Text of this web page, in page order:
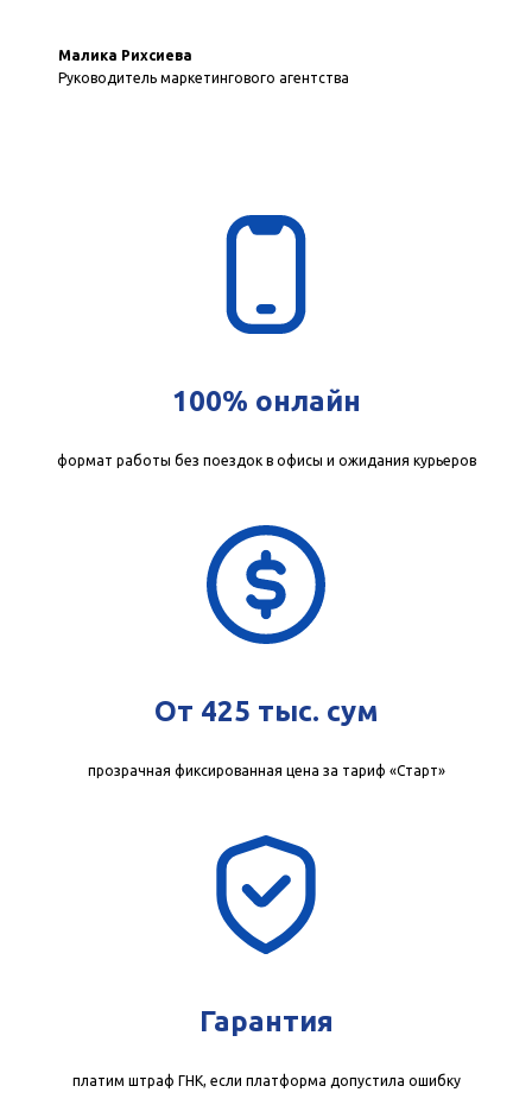
Малика Рихсиева
Руководитель маркетингового агентства
100% онлайн
формат работы без поездок в офисы и ожидания курьеров
От 425 тыс. сум
прозрачная фиксированная цена за тариф «Старт»
Гарантия
платим штраф ГНК, если платформа допустила ошибку